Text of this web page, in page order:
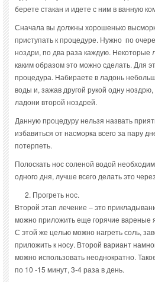
берете стакан и идете с ним в ванную
Сначала вы должны хорошенько
приступать к процедуре. Нужно по
ноздри, по два раза каждую. Некоторые
каким образом это можно сделать. Для
процедура. Набираете в ладонь
воды и, зажав другой рукой одну
ладони второй ноздрей.
Данную процедуру нельзя назвать
избавиться от насморка всего за пару
потерпеть.
Полоскать нос соленой водой
одного дня, лучше всего делать это
Прогреть нос.
Второй этап лечение – это
можно приложить еще горячие вареные
С этой же целью можно нагреть соль,
приложить к носу. Второй вариант
можно использовать неоднократно.
по 10 -15 минут, 3-4 раза в день.